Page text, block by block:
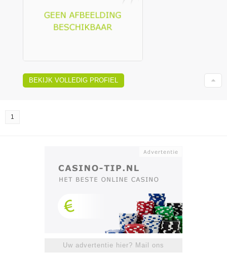
BEKIJK VOLLEDIG PROFIEL
1
Uw advertentie hier? Mail ons